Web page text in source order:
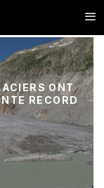
ONT
RECORD